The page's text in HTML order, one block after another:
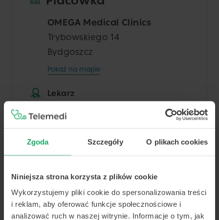
Zgoda Szczegóły O plikach cookies
Niniejsza strona korzysta z plików cookie
Wykorzystujemy pliki cookie do spersonalizowania treści
i reklam, aby oferować funkcje społecznościowe i
analizować ruch w naszej witrynie. Informacje o tym, jak
OMEGA Medical Clinics
Trybowskiego 14
Bydgoszcz
Pokaż na mapie
Lekarz
Dowolny z tej placówki
Dziś
10 sierpnia
-
Jutro
11 sierpnia
-
Śr.
12 sierpnia
-
13 sierpnia